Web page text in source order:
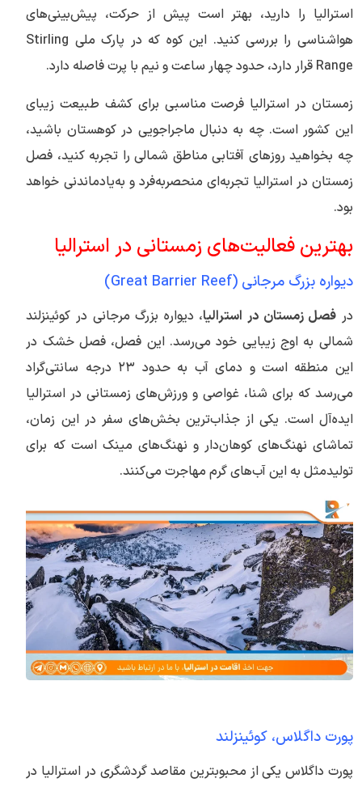
استرالیا را دارید، بهتر است پیش از حرکت، پیش‌بینی‌های
هواشناسی را بررسی کنید. این کوه که در پارک ملی Stirling
Range قرار دارد، حدود چهار ساعت و نیم با پرت فاصله دارد.
زمستان در استرالیا فرصت مناسبی برای کشف طبیعت زیبای
این کشور است. چه به دنبال ماجراجویی در کوهستان باشید،
چه بخواهید روزهای آفتابی مناطق شمالی را تجربه کنید، فصل
زمستان در استرالیا تجربه‌ای منحصربه‌فرد و به‌یادماندنی خواهد
بود.
بهترین فعالیت‌های زمستانی در استرالیا
دیواره بزرگ مرجانی (Great Barrier Reef)
در فصل زمستان در استرالیا، دیواره بزرگ مرجانی در کوئینزلند
شمالی به اوج زیبایی خود می‌رسد. این فصل، فصل خشک در
این منطقه است و دمای آب به حدود ۲۳ درجه سانتی‌گراد
می‌رسد که برای شنا، غواصی و ورزش‌های زمستانی در استرالیا
ایده‌آل است. یکی از جذاب‌ترین بخش‌های سفر در این زمان،
تماشای نهنگ‌های کوهان‌دار و نهنگ‌های مینک است که برای
تولیدمثل به این آب‌های گرم مهاجرت می‌کنند.
پورت داگلاس، کوئینزلند
پورت داگلاس یکی از محبوبترین مقاصد گردشگری در استرالیا در